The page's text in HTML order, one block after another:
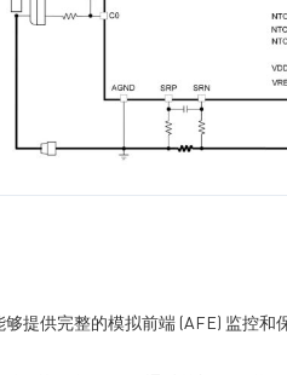
提供完整的模拟前端 (AFE) 监控